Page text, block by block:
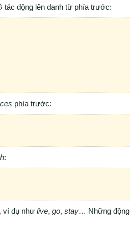
động lên danh từ phía trước:
phía trước:
:
ví dụ như live, go, stay… Những động